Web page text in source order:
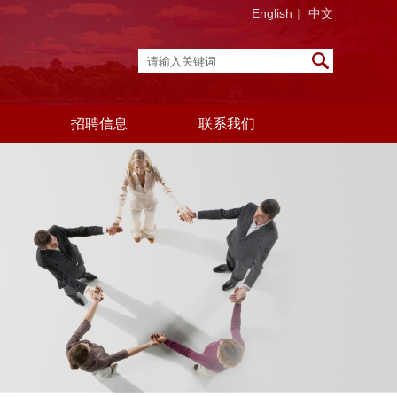
English | 中文
招聘信息 联系我们